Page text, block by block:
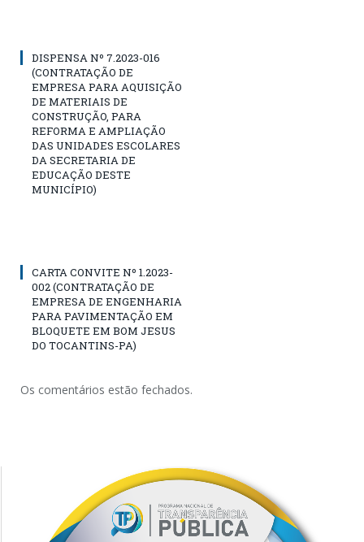
DISPENSA Nº 7.2023-016
(CONTRATAÇÃO DE
EMPRESA PARA AQUISIÇÃO
DE MATERIAIS DE
CONSTRUÇÃO, PARA
REFORMA E AMPLIAÇÃO
DAS UNIDADES ESCOLARES
DA SECRETARIA DE
EDUCAÇÃO DESTE
MUNICÍPIO)
CARTA CONVITE Nº 1.2023-
002 (CONTRATAÇÃO DE
EMPRESA DE ENGENHARIA
PARA PAVIMENTAÇÃO EM
BLOQUETE EM BOM JESUS
DO TOCANTINS-PA)
Os comentários estão fechados.